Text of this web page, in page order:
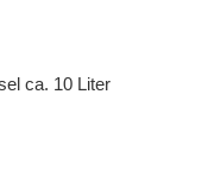
ca. 10 Liter